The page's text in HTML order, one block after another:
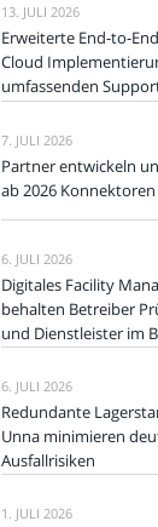
13. JULI 2026
Erweiterte End-to-
Cloud
umfassenden
7. JULI 2026
Partner entwickeln
ab 2026
6. JULI 2026
Digitales Facility
behalten Betreiber
und Dienstleister im
6. JULI 2026
Redundante
Unna minimieren
Ausfallrisiken
1. JULI 2026